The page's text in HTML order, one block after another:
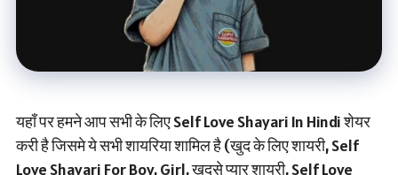
यहाँ पर हमने आप सभी के लिए Self Love Shayari In Hindi शेयर
करी है जिसमे ये सभी शायरिया शामिल है (खुद के लिए शायरी, Self
Love Shayari For Boy, Girl, खुदसे प्यार शायरी, Self Love